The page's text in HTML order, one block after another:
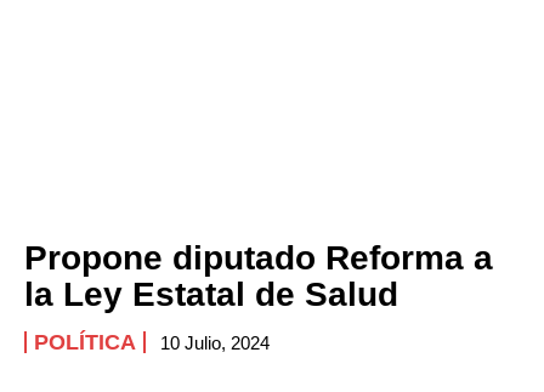
Propone diputado Reforma a
la Ley Estatal de Salud
POLÍTICA 10 Julio, 2024